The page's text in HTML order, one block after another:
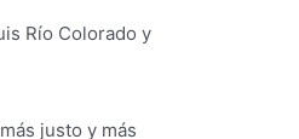
Río Colorado y
justo y más